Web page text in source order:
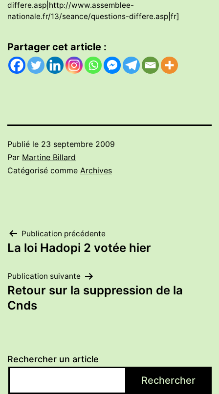
differe.asp|http://www.assemblee-
nationale.fr/13/seance/questions-differe.asp|fr]
Partager cet article :
Publié le 23 septembre 2009
Par Martine Billard
Catégorisé comme Archives
Navigation
l’article
Publication précédente
La loi Hadopi 2 votée hier
Publication suivante
Retour sur la suppression de la
Cnds
Rechercher un article
Rechercher